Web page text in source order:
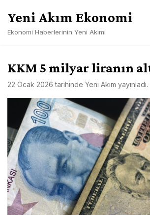
content
Yeni Akım Ekonomi
Ekonomi Haberlerinin Yeni Akımı
KKM 5 milyar liranın
22 Ocak 2026 tarihinde Yeni Akım yayınladı.